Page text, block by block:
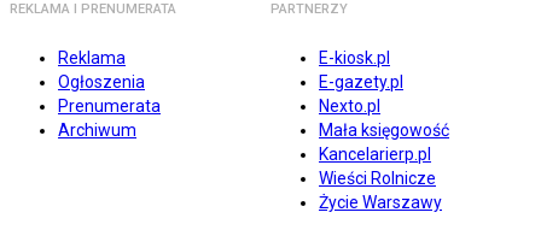
REKLAMA I PRENUMERATA
Reklama
Ogłoszenia
Prenumerata
Archiwum
PARTNERZY
E-kiosk.pl
E-gazety.pl
Nexto.pl
Mała księgowość
Kancelarierp.pl
Wieści Rolnicze
Życie Warszawy